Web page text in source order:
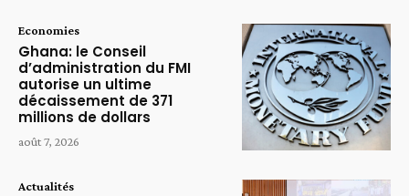
Economies
Ghana: le Conseil
d’administration du FMI
autorise un ultime
décaissement de 371
millions de dollars
août 7, 2026
Actualités